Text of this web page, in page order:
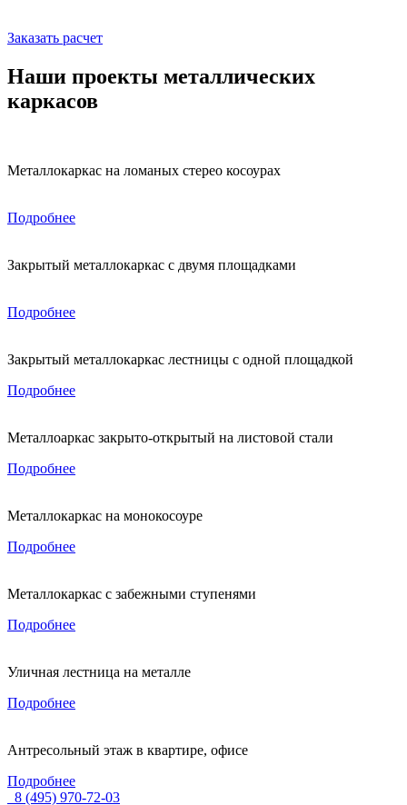
Заказать расчет
Наши проекты металлических
каркасов
Металлокаркас на ломаных стерео косоурах
Подробнее
Закрытый металлокаркас с двумя площадками
Подробнее
Закрытый металлокаркас лестницы с одной площадкой
Подробнее
Металлоаркас закрыто-открытый на листовой стали
Подробнее
Металлокаркас на монокосоуре
Подробнее
Металлокаркас с забежными ступенями
Подробнее
Уличная лестница на металле
Подробнее
Антресольный этаж в квартире, офисе
Подробнее
8 (495) 970-72-03